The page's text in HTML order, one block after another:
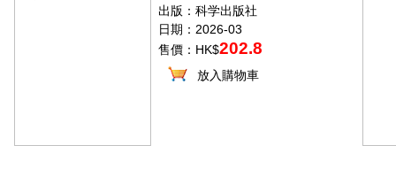
出版：科学出版社
日期：2026-03
售價：HK$202.8
放入購物車